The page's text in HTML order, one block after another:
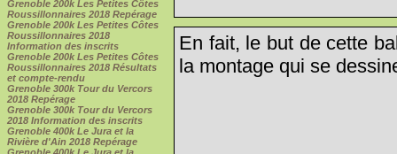
Grenoble 200k Les Petites Côtes
Roussillonnaires 2018 Repérage
Grenoble 200k Les Petites Côtes
Roussillonnaires 2018
Information des inscrits
Grenoble 200k Les Petites Côtes
Roussillonnaires 2018 Résultats
et compte-rendu
Grenoble 300k Tour du Vercors
2018 Repérage
Grenoble 300k Tour du Vercors
2018 Information des inscrits
Grenoble 400k Le Jura et la
Rivière d'Ain 2018 Repérage
En fait, le but de cette
la montage qui se